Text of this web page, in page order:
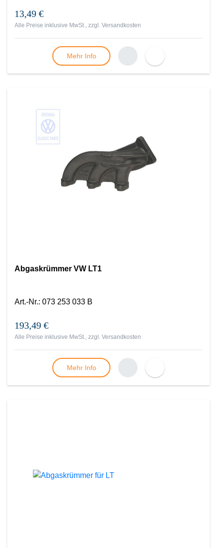
13,49 €
Alle Preise inklusive MwSt., zzgl. Versandkosten
Mehr Info
Abgaskrümmer VW LT1
Art.-Nr.: 073 253 033 B
193,49 €
Alle Preise inklusive MwSt., zzgl. Versandkosten
Mehr Info